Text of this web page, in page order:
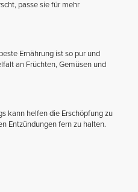
passe sie für mehr
Ernährung ist so pur und
an Früchten, Gemüsen und
kann helfen die Erschöpfung zu
Entzündungen fern zu halten.